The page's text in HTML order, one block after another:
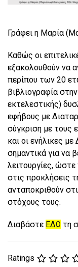
Γράφει η Μαρία
Καθώς οι
εξακολουθούν να
περίπου των 20
βιβλιογραφία
εκτελεστικής)
εφήβους με
σύγκριση με τους
και οι ενήλικες
σημαντικά για να
λειτουργίες,
στις προκλήσεις
ανταποκριθούν
στόχους τους.
Διαβάστε ΕΔΩ τη
Ratings